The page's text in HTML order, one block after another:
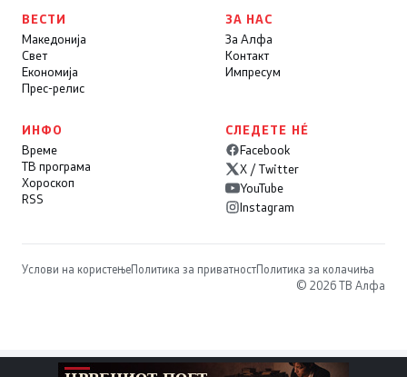
ВЕСТИ
Македонија
Свет
Економија
Прес-релис
ЗА НАС
За Алфа
Контакт
Импресум
ИНФО
Време
ТВ програма
Хороскоп
RSS
СЛЕДЕТЕ НÉ
Facebook
X / Twitter
YouTube
Instagram
Услови на користењеПолитика за приватностПолитика за колачиња
© 2026 ТВ Алфа